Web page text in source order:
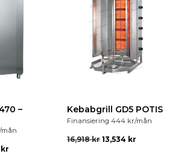
–
/mån
kr
Kebabgrill GD5 POTIS
Finansiering 444 kr/mån
16,918kr 13,534 kr